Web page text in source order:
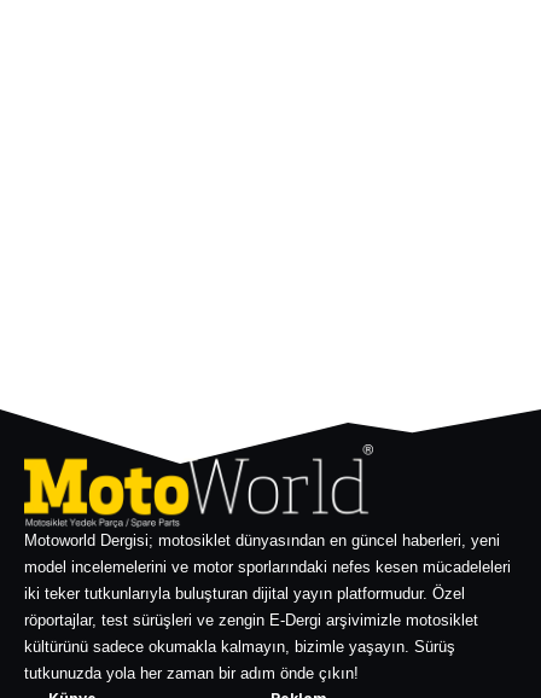
Motoworld Dergisi; motosiklet dünyasından en güncel haberleri, yeni
model incelemelerini ve motor sporlarındaki nefes kesen mücadeleleri
iki teker tutkunlarıyla buluşturan dijital yayın platformudur. Özel
röportajlar, test sürüşleri ve zengin E-Dergi arşivimizle motosiklet
kültürünü sadece okumakla kalmayın, bizimle yaşayın. Sürüş
tutkunuzda yola her zaman bir adım önde çıkın!